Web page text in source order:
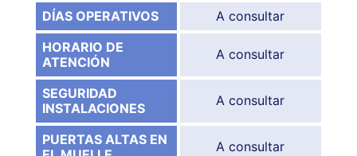
DÍAS OPERATIVOS
A consultar
HORARIO DE
ATENCIÓN
A consultar
SEGURIDAD
INSTALACIONES
A consultar
PUERTAS ALTAS EN
A consultar